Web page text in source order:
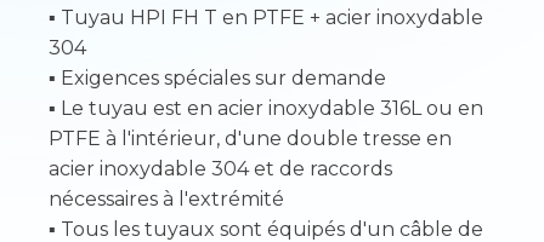
▪ Tuyau HPI FH T en PTFE + acier inoxydable
304
▪ Exigences spéciales sur demande
▪ Le tuyau est en acier inoxydable 316L ou en
PTFE à l'intérieur, d'une double tresse en
acier inoxydable 304 et de raccords
nécessaires à l'extrémité
▪ Tous les tuyaux sont équipés d'un câble de